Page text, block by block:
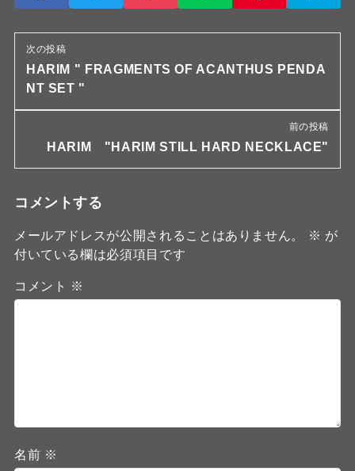
次の投稿
HARIM " FRAGMENTS OF ACANTHUS PENDA
NT SET "
前の投稿
HARIM "HARIM STILL HARD NECKLACE"
コメントする
メールアドレスが公開されることはありません。 ※ が
付いている欄は必須項目です
コメント ※
名前 ※